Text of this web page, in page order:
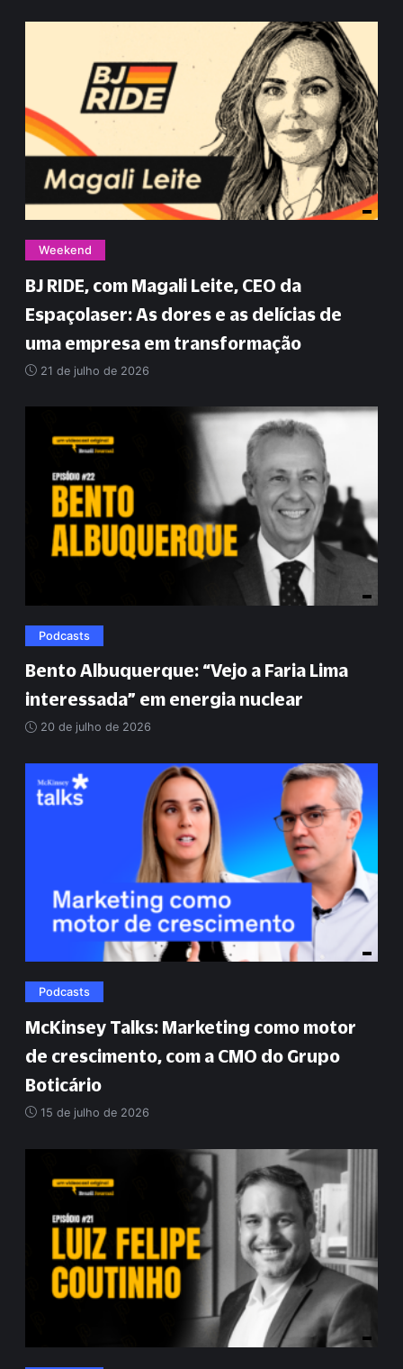
Weekend
BJ RIDE, com Magali Leite, CEO da
Espaçolaser: As dores e as delícias de
uma empresa em transformação
21 de julho de 2026
Podcasts
Bento Albuquerque: “Vejo a Faria Lima
interessada” em energia nuclear
20 de julho de 2026
Podcasts
McKinsey Talks: Marketing como motor
de crescimento, com a CMO do Grupo
Boticário
15 de julho de 2026